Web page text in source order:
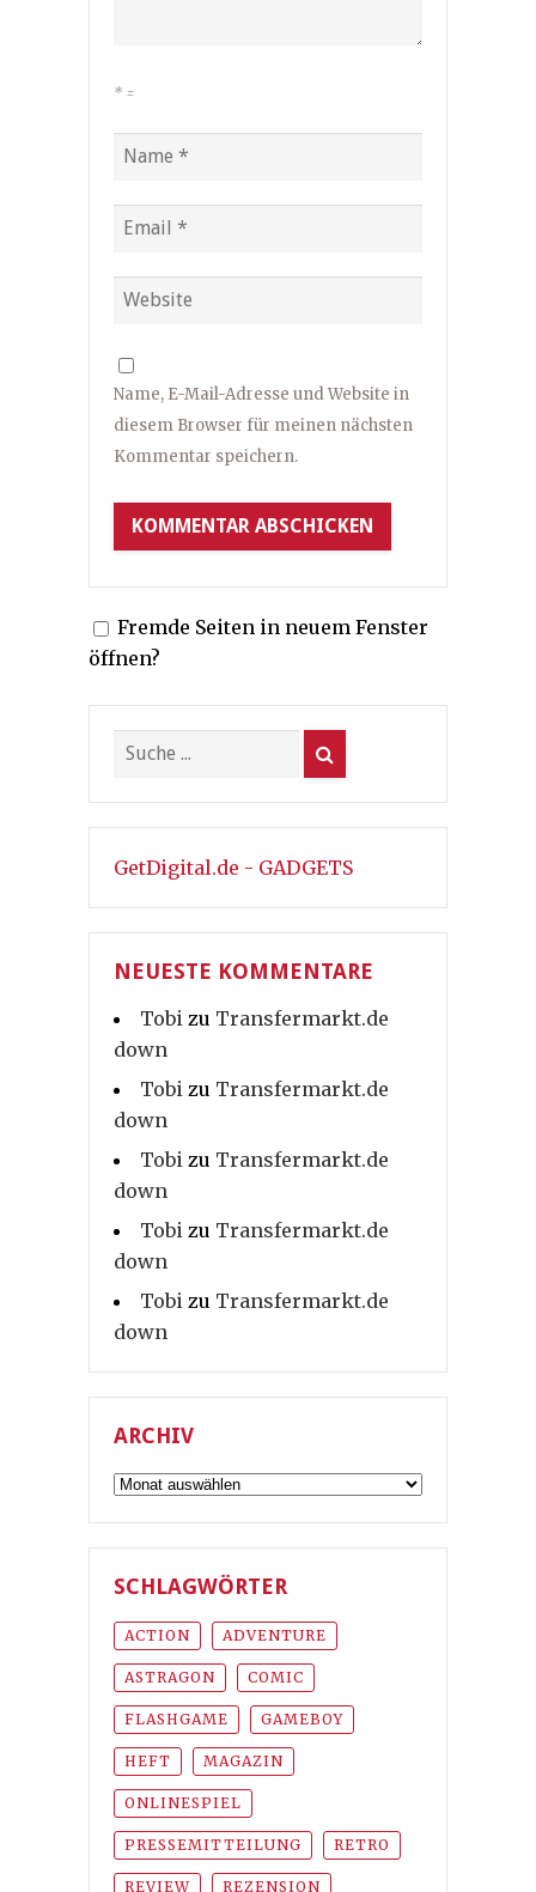
* =
Name, E-Mail-Adresse und Website in
diesem Browser für meinen nächsten
Kommentar speichern.
Fremde Seiten in neuem Fenster
öffnen?
GetDigital.de - GADGETS
NEUESTE KOMMENTARE
Tobi zu Transfermarkt.de
down
Tobi zu Transfermarkt.de
down
Tobi zu Transfermarkt.de
down
Tobi zu Transfermarkt.de
down
Tobi zu Transfermarkt.de
down
ARCHIV
Archiv
SCHLAGWÖRTER
ACTION ADVENTURE
ASTRAGON COMIC
FLASHGAME GAMEBOY
HEFT MAGAZIN
ONLINESPIEL
PRESSEMITTEILUNG RETRO
REVIEW REZENSION